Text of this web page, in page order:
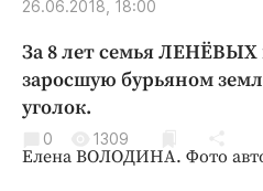
Народные новости
Авто и транспорт
Благоустройство
Криминал
Культура
Недвижимость и
26.06.2018, 18:00
За 8 лет семья ЛЕНЁВЫХ
заросшую бурьяном
уголок.
0 1309
Елена ВОЛОДИНА. Фото